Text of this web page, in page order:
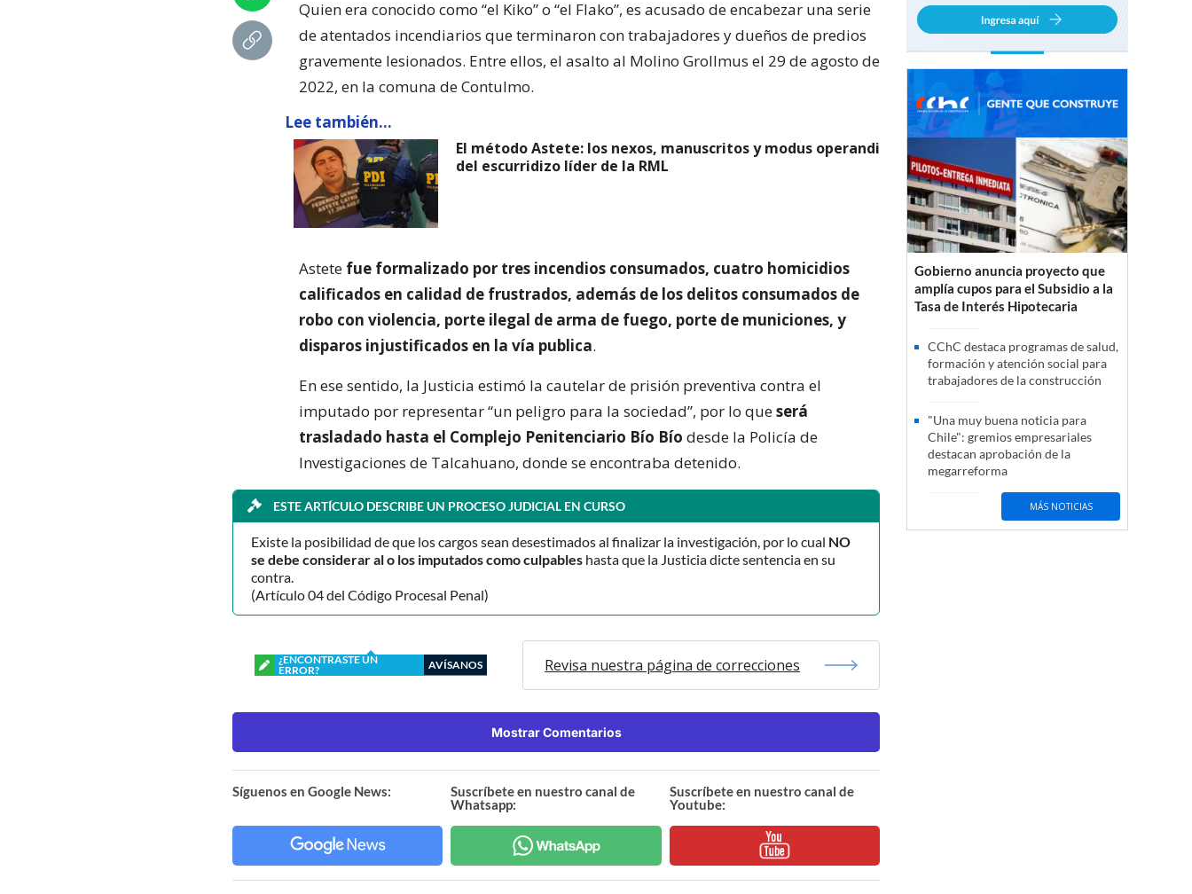
Quien era conocido como “el Kiko” o “el Flako”, es acusado de encabezar una serie
de atentados incendiarios que terminaron con trabajadores y dueños de predios
gravemente lesionados. Entre ellos, el asalto al Molino Grollmus el 29 de agosto de
2022, en la comuna de Contulmo.
Lee también...
El método Astete: los nexos, manuscritos y modus operandi
del escurridizo líder de la RML
Astete fue formalizado por tres incendios consumados, cuatro homicidios
calificados en calidad de frustrados, además de los delitos consumados de
robo con violencia, porte ilegal de arma de fuego, porte de municiones, y
disparos injustificados en la vía publica.
En ese sentido, la Justicia estimó la cautelar de prisión preventiva contra el
imputado por representar “un peligro para la sociedad”, por lo queserá
trasladado hasta el Complejo Penitenciario Bío Bío desde la Policía de
Investigaciones de Talcahuano, donde se encontraba detenido.
ESTE ARTÍCULO DESCRIBE UN PROCESO JUDICIAL EN CURSO
Existe la posibilidad de que los cargos sean desestimados al finalizar la investigación, por lo cual NO
se debe considerar al o los imputados como culpables hasta que la Justicia dicte sentencia en su
contra.
(Artículo 04 del Código Procesal Penal)
¿ENCONTRASTE UN
ERROR?
AVÍSANOS Revisa nuestra página de correcciones
Mostrar Comentarios
Síguenos en Google News:
Suscríbete en nuestro canal de
Whatsapp:
Suscríbete en nuestro canal de
Youtube:
Gobierno anuncia proyecto que
amplía cupos para el Subsidio a la
Tasa de Interés Hipotecaria
CChC destaca programas de salud,
formación y atención social para
trabajadores de la construcción
"Una muy buena noticia para
Chile": gremios empresariales
destacan aprobación de la
megarreforma
MÁS NOTICIAS